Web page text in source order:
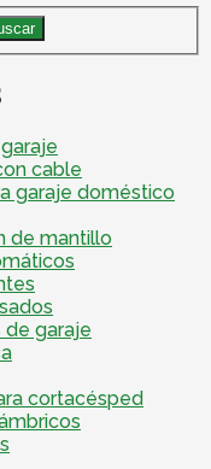
cable
garaje doméstico
de mantillo
de garaje
cortacésped